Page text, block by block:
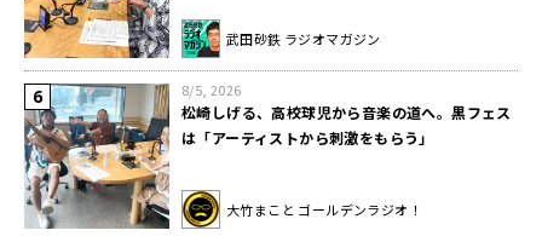
武田砂鉄 ラジオマガジン
8/5, 2026
松崎しげる、高校球児から音楽の道へ。黒フェス
は「アーティストから刺激をもらう」
大竹まこと ゴールデンラジオ！